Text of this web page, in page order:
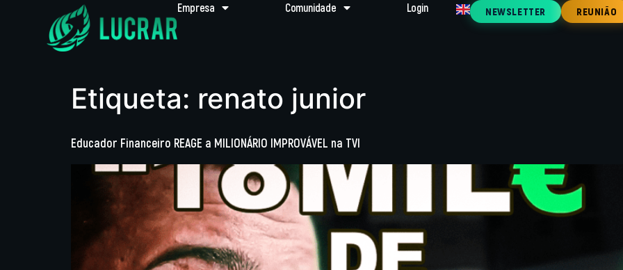
Empresa Comunidade Login NEWSLETTER REUNIÃO
Etiqueta: renato junior
Educador Financeiro REAGE a MILIONÁRIO IMPROVÁVEL na TVI